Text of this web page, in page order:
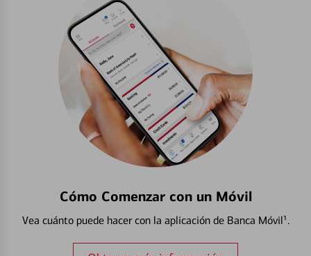
Cómo Comenzar con un Móvil
Vea cuánto puede hacer con la aplicación de Banca Móvil¹.